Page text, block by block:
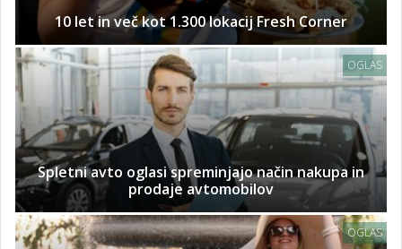
10 let in več kot 1.300 lokacij Fresh Corner
OGLAS
Spletni avto oglasi spreminjajo način nakupa in
prodaje avtomobilov
OGLAS